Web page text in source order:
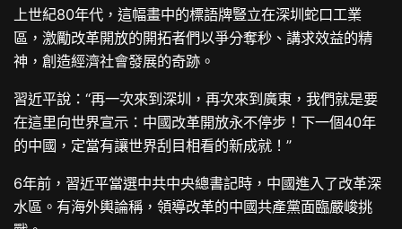
上世紀80年代，這幅畫中的標語牌豎立在深圳蛇口工業
區，激勵改革開放的開拓者們以爭分奪秒、講求效益的精
神，創造經濟社會發展的奇跡。
習近平說：“再一次來到深圳，再次來到廣東，我們就是要
在這里向世界宣示：中國改革開放永不停步！下一個40年
的中國，定當有讓世界刮目相看的新成就！”
6年前，習近平當選中共中央總書記時，中國進入了改革深
水區。有海外輿論稱，領導改革的中國共產黨面臨嚴峻挑